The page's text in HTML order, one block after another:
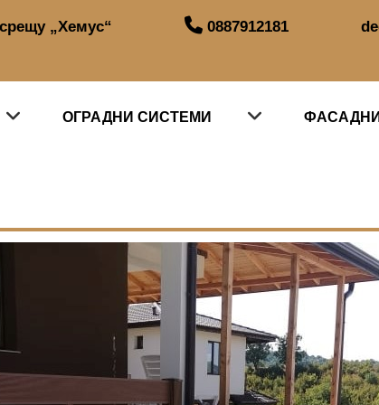
„Хемус“ 0887912181
ОГРАДНИ СИСТЕМИ